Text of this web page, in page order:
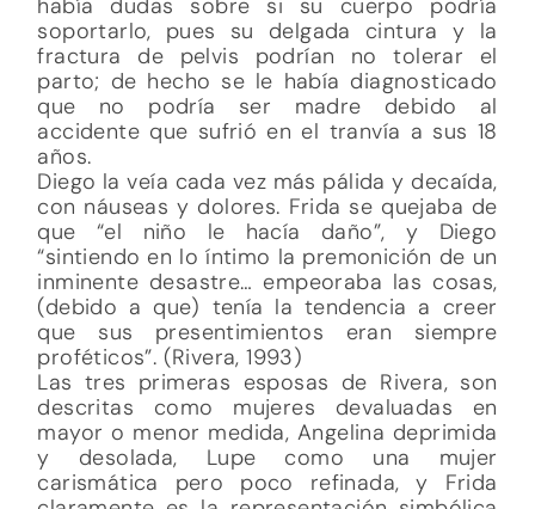
había dudas sobre si su cuerpo podría
soportarlo, pues su delgada cintura y la
fractura de pelvis podrían no tolerar el
parto; de hecho se le había diagnosticado
que no podría ser madre debido al
accidente que sufrió en el tranvía a sus 18
años.
Diego la veía cada vez más pálida y decaída,
con náuseas y dolores. Frida se quejaba de
que “el niño le hacía daño”, y Diego
“sintiendo en lo íntimo la premonición de un
inminente desastre… empeoraba las cosas,
(debido a que) tenía la tendencia a creer
que sus presentimientos eran siempre
proféticos”. (Rivera, 1993)
Las tres primeras esposas de Rivera, son
descritas como mujeres devaluadas en
mayor o menor medida, Angelina deprimida
y desolada, Lupe como una mujer
carismática pero poco refinada, y Frida